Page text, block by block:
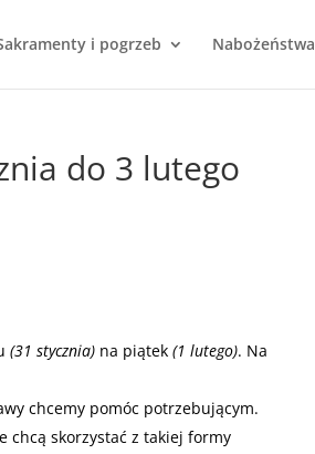
i pogrzeb Nabożeństwa
do 3 lutego
(31 stycznia) na piątek (1 lutego). Na
chcemy pomóc potrzebującym.
chcą skorzystać z takiej formy